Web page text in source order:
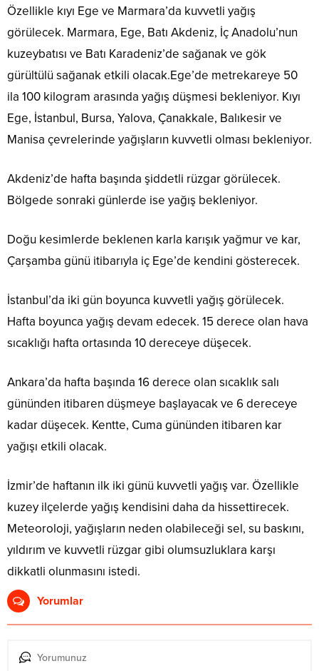
Özellikle kıyı Ege ve Marmara’da kuvvetli yağış
görülecek. Marmara, Ege, Batı Akdeniz, İç Anadolu’nun
kuzeybatısı ve Batı Karadeniz’de sağanak ve gök
gürültülü sağanak etkili olacak.Ege’de metrekareye 50
ila 100 kilogram arasında yağış düşmesi bekleniyor. Kıyı
Ege, İstanbul, Bursa, Yalova, Çanakkale, Balıkesir ve
Manisa çevrelerinde yağışların kuvvetli olması bekleniyor.
Akdeniz’de hafta başında şiddetli rüzgar görülecek.
Bölgede sonraki günlerde ise yağış bekleniyor.
Doğu kesimlerde beklenen karla karışık yağmur ve kar,
Çarşamba günü itibarıyla iç Ege’de kendini gösterecek.
İstanbul’da iki gün boyunca kuvvetli yağış görülecek.
Hafta boyunca yağış devam edecek. 15 derece olan hava
sıcaklığı hafta ortasında 10 dereceye düşecek.
Ankara’da hafta başında 16 derece olan sıcaklık salı
gününden itibaren düşmeye başlayacak ve 6 dereceye
kadar düşecek. Kentte, Cuma gününden itibaren kar
yağışı etkili olacak.
İzmir’de haftanın ilk iki günü kuvvetli yağış var. Özellikle
kuzey ilçelerde yağış kendisini daha da hissettirecek.
Meteoroloji, yağışların neden olabileceği sel, su baskını,
yıldırım ve kuvvetli rüzgar gibi olumsuzluklara karşı
dikkatli olunmasını istedi.
Yorumlar